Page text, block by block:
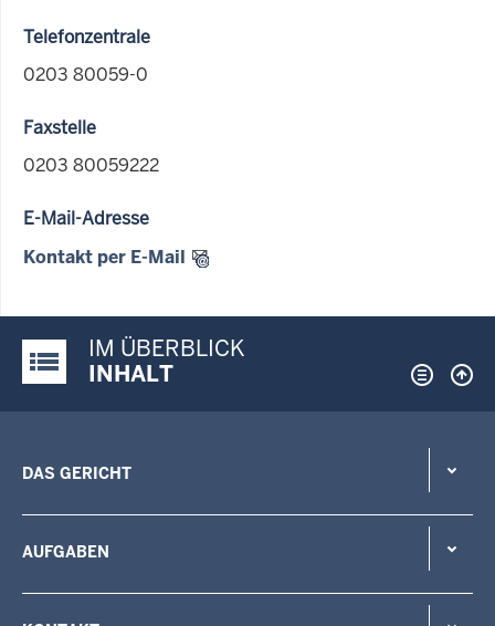
Telefonzentrale
0203 80059-0
Faxstelle
0203 80059222
E-Mail-Adresse
Kontakt per E-Mail
Justiz-Portal im Überblick:
IM ÜBERBLICK
INHALT
DAS GERICHT
AUFGABEN